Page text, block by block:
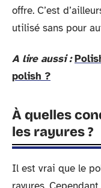
offre. C’est
utilisé sans pour
A lire aussi :
polish ?
À quelles
les rayures ?
Il est vrai que le